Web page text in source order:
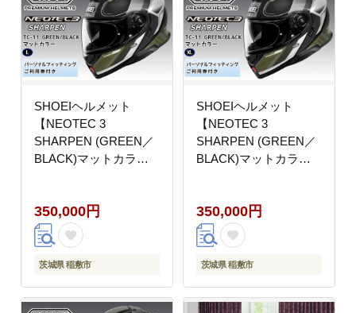
SHOEIヘルメット
【NEOTEC 3
SHARPEN (GREEN／
BLACK)マットカラ
スカバー システム ネオ
テック シャープン バイ
ク ツーリング ショウエ
イ [2042]
350,000円
茨城県 稲敷市
SHOEIヘルメット
【NEOTEC 3
SHARPEN (GREEN／
BLACK)マットカラ
スカバー システム ネオ
テック シャープン バイ
ク ツーリング ショウエ
イ [2043]
350,000円
茨城県 稲敷市